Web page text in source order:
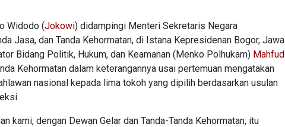
Widodo (Jokowi) didampingi Menteri Sekretaris Negara
Jasa, dan Tanda Kehormatan, di Istana Kepresidenan Bogor, Jawa
Bidang Politik, Hukum, dan Keamanan (Menko Polhukam) Mahfud
Kehormatan dalam keterangannya usai pertemuan mengatakan
nasional kepada lima tokoh yang dipilih berdasarkan usulan
kami, dengan Dewan Gelar dan Tanda-Tanda Kehormatan, itu